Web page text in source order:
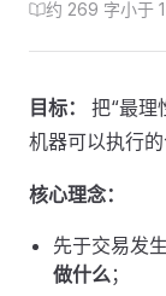
约 269 字小于
目标：
把“最理
机器可以执行的
核心理念：
先于交易发
做什么；